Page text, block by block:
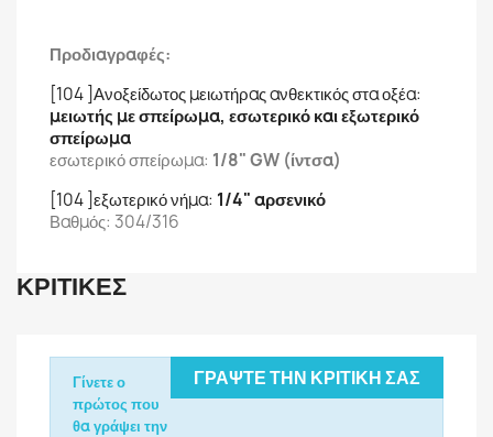
Προδιαγραφές:
[104 ]Ανοξείδωτος μειωτήρας ανθεκτικός στα οξέα:
μειωτής με σπείρωμα, εσωτερικό και εξωτερικό
σπείρωμα
εσωτερικό σπείρωμα: 1/8" GW (ίντσα)
[104 ]εξωτερικό νήμα: 1/4" αρσενικό
Βαθμός: 304/316
ΚΡΙΤΙΚΈΣ
ΓΡΆΨΤΕ ΤΗΝ ΚΡΙΤΙΚΉ ΣΑΣ
Γίνετε ο
πρώτος που
θα γράψει την